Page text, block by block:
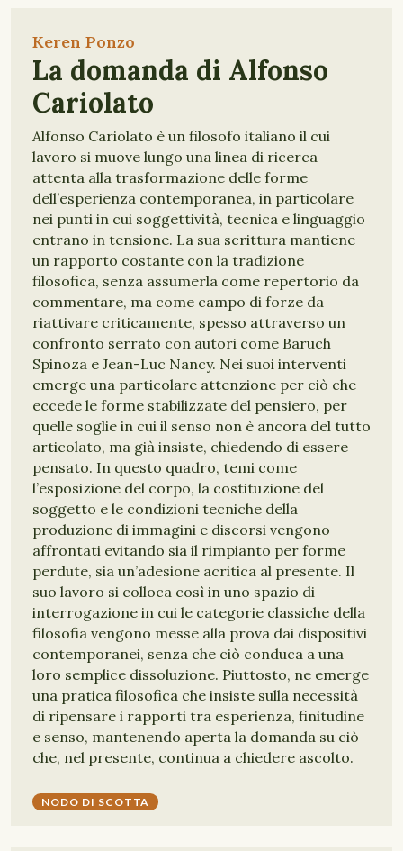
Keren Ponzo
La domanda di Alfonso
Cariolato
Alfonso Cariolato è un filosofo italiano il cui
lavoro si muove lungo una linea di ricerca
attenta alla trasformazione delle forme
dell’esperienza contemporanea, in particolare
nei punti in cui soggettività, tecnica e linguaggio
entrano in tensione. La sua scrittura mantiene
un rapporto costante con la tradizione
filosofica, senza assumerla come repertorio da
commentare, ma come campo di forze da
riattivare criticamente, spesso attraverso un
confronto serrato con autori come Baruch
Spinoza e Jean-Luc Nancy. Nei suoi interventi
emerge una particolare attenzione per ciò che
eccede le forme stabilizzate del pensiero, per
quelle soglie in cui il senso non è ancora del tutto
articolato, ma già insiste, chiedendo di essere
pensato. In questo quadro, temi come
l’esposizione del corpo, la costituzione del
soggetto e le condizioni tecniche della
produzione di immagini e discorsi vengono
affrontati evitando sia il rimpianto per forme
perdute, sia un’adesione acritica al presente. Il
suo lavoro si colloca così in uno spazio di
interrogazione in cui le categorie classiche della
filosofia vengono messe alla prova dai dispositivi
contemporanei, senza che ciò conduca a una
loro semplice dissoluzione. Piuttosto, ne emerge
una pratica filosofica che insiste sulla necessità
di ripensare i rapporti tra esperienza, finitudine
e senso, mantenendo aperta la domanda su ciò
che, nel presente, continua a chiedere ascolto.
NODO DI SCOTTA